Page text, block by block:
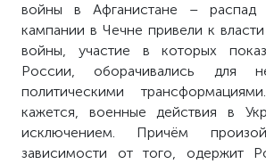
войны в Афганистане –
кампании в Чечне привели к
войны, участие в которых
России, оборачивались для
политическими
кажется, военные действия в
исключением. Причём
зависимости от того, одержит